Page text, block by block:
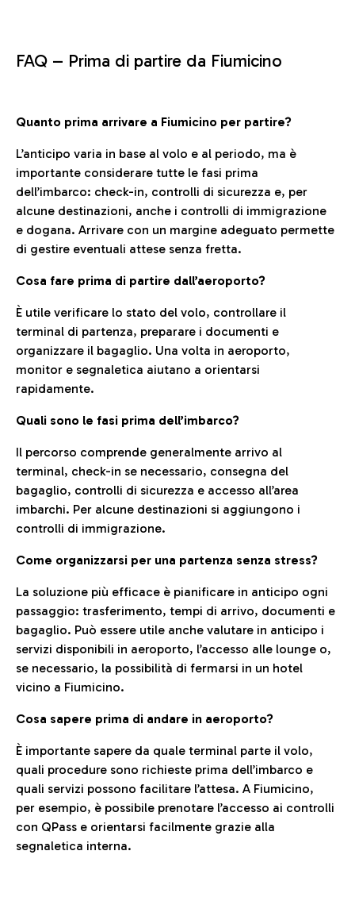
FAQ – Prima di partire da Fiumicino
Quanto prima arrivare a Fiumicino per partire?
L’anticipo varia in base al volo e al periodo, ma è
importante considerare tutte le fasi prima
dell’imbarco: check-in, controlli di sicurezza e, per
alcune destinazioni, anche i controlli di immigrazione
e dogana. Arrivare con un margine adeguato permette
di gestire eventuali attese senza fretta.
Cosa fare prima di partire dall’aeroporto?
È utile verificare lo stato del volo, controllare il
terminal di partenza, preparare i documenti e
organizzare il bagaglio. Una volta in aeroporto,
monitor e segnaletica aiutano a orientarsi
rapidamente.
Quali sono le fasi prima dell’imbarco?
Il percorso comprende generalmente arrivo al
terminal, check-in se necessario, consegna del
bagaglio, controlli di sicurezza e accesso all’area
imbarchi. Per alcune destinazioni si aggiungono i
controlli di immigrazione.
Come organizzarsi per una partenza senza stress?
La soluzione più efficace è pianificare in anticipo ogni
passaggio: trasferimento, tempi di arrivo, documenti e
bagaglio. Può essere utile anche valutare in anticipo i
servizi disponibili in aeroporto, l’accesso alle lounge o,
se necessario, la possibilità di fermarsi in un hotel
vicino a Fiumicino.
Cosa sapere prima di andare in aeroporto?
È importante sapere da quale terminal parte il volo,
quali procedure sono richieste prima dell’imbarco e
quali servizi possono facilitare l’attesa. A Fiumicino,
per esempio, è possibile prenotare l’accesso ai controlli
con QPass e orientarsi facilmente grazie alla
segnaletica interna.